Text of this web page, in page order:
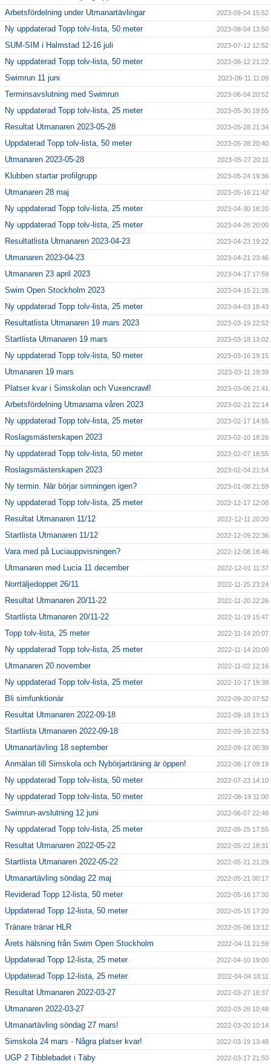
Arbetsfördelning under Utmanartävlingar 2023-09-04 15:52
Ny uppdaterad Topp tolv-lista, 50 meter 2023-08-04 13:50
SUM-SIM i Halmstad 12-16 juli 2023-07-12 12:52
Ny uppdaterad Topp tolv-lista, 50 meter 2023-06-12 21:22
Swimrun 11 juni 2023-06-11 11:09
Terminsavslutning med Swimrun 2023-06-04 20:52
Ny uppdaterad Topp tolv-lista, 25 meter 2023-05-30 19:55
Resultat Utmanaren 2023-05-28 2023-05-28 21:34
Uppdaterad Topp tolv-lista, 50 meter 2023-05-28 20:40
Utmanaren 2023-05-28 2023-05-27 20:11
Klubben startar profilgrupp 2023-05-24 19:36
Utmanaren 28 maj 2023-05-16 21:42
Ny uppdaterad Topp tolv-lista, 25 meter 2023-04-30 18:20
Ny uppdaterad Topp tolv-lista, 25 meter 2023-04-26 20:00
Resultatlista Utmanaren 2023-04-23 2023-04-23 19:22
Utmanaren 2023-04-23 2023-04-21 23:46
Utmanaren 23 april 2023 2023-04-17 17:59
Swim Open Stockholm 2023 2023-04-15 21:26
Ny uppdaterad Topp tolv-lista, 25 meter 2023-04-03 18:43
Resultatlista Utmanaren 19 mars 2023 2023-03-19 22:52
Startlista Utmanaren 19 mars 2023-03-18 13:02
Ny uppdaterad Topp tolv-lista, 50 meter 2023-03-16 19:15
Utmanaren 19 mars 2023-03-11 19:39
Platser kvar i Simskolan och Vuxencrawl! 2023-03-06 21:41
Arbetsfördelning Utmanarna våren 2023 2023-02-21 22:14
Ny uppdaterad Topp tolv-lista, 25 meter 2023-02-17 14:55
Roslagsmästerskapen 2023 2023-02-10 18:26
Ny uppdaterad Topp tolv-lista, 50 meter 2023-02-07 18:55
Roslagsmästerskapen 2023 2023-02-04 21:54
Ny termin. När börjar simningen igen? 2023-01-08 21:59
Ny uppdaterad Topp tolv-lista, 25 meter 2022-12-17 12:08
Resultat Utmanaren 11/12 2022-12-11 20:20
Startlista Utmanaren 11/12 2022-12-09 22:36
Vara med på Luciauppvisningen? 2022-12-08 18:46
Utmanaren med Lucia 11 december 2022-12-01 11:37
Norrtäljedoppet 26/11 2022-11-25 23:24
Resultat Utmanaren 20/11-22 2022-11-20 22:26
Startlista Utmanaren 20/11-22 2022-11-19 15:47
Topp tolv-lista, 25 meter 2022-11-14 20:07
Ny uppdaterad Topp tolv-lista, 25 meter 2022-11-14 20:00
Utmanaren 20 november 2022-11-02 12:16
Ny uppdaterad Topp tolv-lista, 25 meter 2022-10-17 19:39
Bli simfunktionär 2022-09-20 07:52
Resultat Utmanaren 2022-09-18 2022-09-18 19:13
Startlista Utmanaren 2022-09-18 2022-09-16 22:53
Utmanartävling 18 september 2022-09-12 00:39
Anmälan till Simskola och Nybörjarträning är öppen! 2022-08-17 09:19
Ny uppdaterad Topp tolv-lista, 50 meter 2022-07-23 14:10
Ny uppdaterad Topp tolv-lista, 50 meter 2022-06-19 11:00
Swimrun-avslutning 12 juni 2022-06-07 22:48
Ny uppdaterad Topp tolv-lista, 25 meter 2022-05-25 17:55
Resultat Utmanaren 2022-05-22 2022-05-22 18:31
Startlista Utmanaren 2022-05-22 2022-05-21 21:29
Utmanartävling söndag 22 maj 2022-05-21 00:17
Reviderad Topp 12-lista, 50 meter 2022-05-16 17:30
Uppdaterad Topp 12-lista, 50 meter 2022-05-15 17:20
Tränare tränar HLR 2022-05-08 13:12
Årets hälsning från Swim Open Stockholm 2022-04-11 21:59
Uppdaterad Topp 12-lista, 25 meter 2022-04-10 19:00
Uppdaterad Topp 12-lista, 25 meter 2022-04-04 18:11
Resultat Utmanaren 2022-03-27 2022-03-27 18:37
Utmanaren 2022-03-27 2022-03-26 10:48
Utmanartävling söndag 27 mars! 2022-03-20 10:14
Simskola 24 mars - Några platser kvar! 2022-03-19 13:48
UGP 2 Tibblebadet i Täby 2022-03-17 21:50